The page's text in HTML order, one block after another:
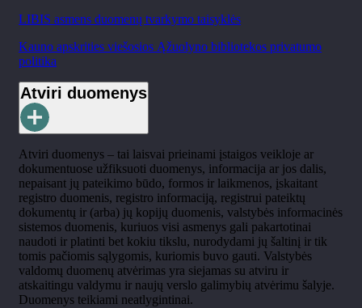
LIBIS asmens duomenų tvarkymo taisyklės
Kauno apskrities viešosios Ąžuolyno bibliotekos privatumo
politika
Atviri duomenys
Atviri duomenys – tai laisvai prieinami įstaigos veikloje ar
dokumentuose užfiksuoti duomenys, informacija ar jos dalis,
nepaisant jų pateikimo būdo, formos ir laikmenos, įskaitant
registro duomenis, registro informaciją, registrui pateiktų
dokumentų ir (arba) jų kopijų duomenis, valstybės informacinės
sistemos duomenis, kuriuos visi asmenys gali pakartotinai
naudoti ir platinti bet kokiu tikslu, nurodydami jų šaltinį ir tik
tomis pačiomis sąlygomis, kuriomis buvo gauti. Valstybės
valdomų duomenų atvėrimas yra siejamas su atviru ir
atskaitingu valdymu ir naujų verslo galimybių atvėrimu šalyje.
Duomenys teikiami neatlygintinai.